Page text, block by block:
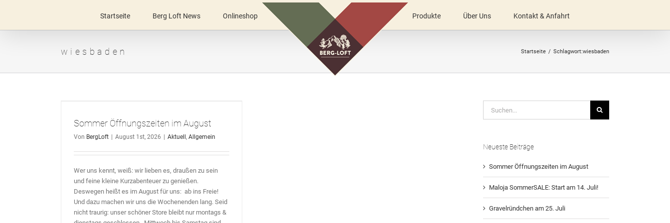
Startseite Berg Loft News Onlineshop Produkte Über Uns Kontakt & Anfahrt
wiesbaden Startseite Schlagwort:wiesbaden
Sommer Öffnungszeiten im August
Von BergLoft August 1st, 2026 Aktuell , Allgemein
Wer uns kennt, weiß: wir lieben es, draußen zu sein
und feine kleine Kurzabenteuer zu genießen.
Deswegen heißt es im August für uns: ab ins Freie!
Und dazu machen wir uns die Wochenenden lang. Seid
nicht traurig: unser schöner Store bleibt nur montags &
Neueste Beiträge
Sommer Öffnungszeiten im August
Maloja SommerSALE: Start am 14. Juli!
Gravelründchen am 25. Juli